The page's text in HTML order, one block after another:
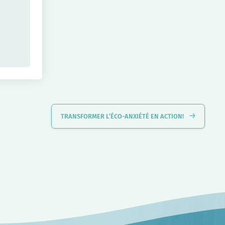
TRANSFORMER L’ÉCO-ANXIÉTÉ EN ACTION!